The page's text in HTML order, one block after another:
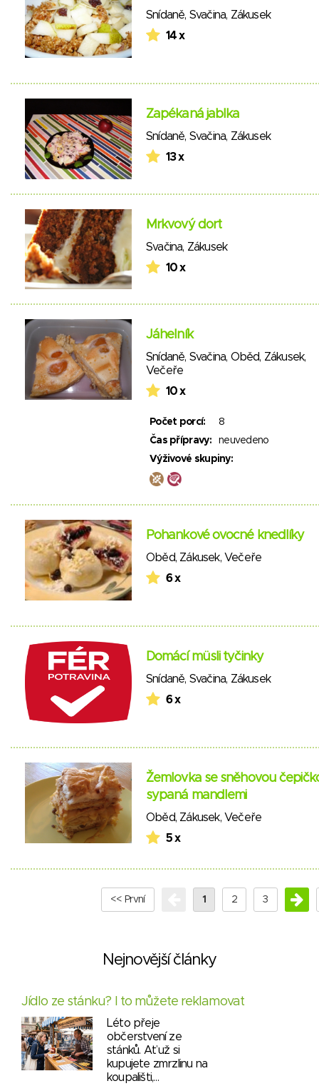
Snídaně, Svačina, Zákusek
14 x
Zapékaná jablka
Snídaně, Svačina, Zákusek
13 x
Mrkvový dort
Svačina, Zákusek
10 x
Jáhelník
Snídaně, Svačina, Oběd, Zákusek,
Večeře
10 x
Počet porcí:
8
Čas přípravy:
neuvedeno
Výživové skupiny:
Pohankové ovocné knedlíky
Oběd, Zákusek, Večeře
6 x
Domácí müsli tyčinky
Snídaně, Svačina, Zákusek
6 x
Žemlovka se sněhovou
sypaná mandlemi
Oběd, Zákusek, Večeře
5 x
<< První 1 2 3
Nejnovější články
Jídlo ze stánku? I to můžete reklamovat
Léto přeje
občerstvení ze
stánků. Ať už si
kupujete zmrzlinu na
koupališti,…